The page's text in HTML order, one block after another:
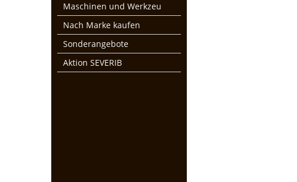
Maschinen und Werkzeu
Nach Marke kaufen
Sonderangebote
Aktion SEVERIB